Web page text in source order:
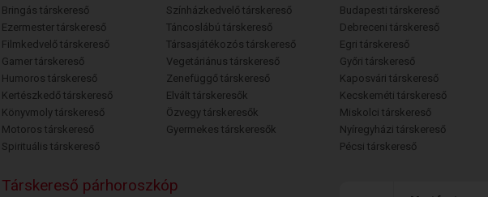
Bringás társkereső
Ezermester társkereső
Filmkedvelő társkereső
Gamer társkereső
Humoros társkereső
Kertészkedő társkereső
Könyvmoly társkereső
Motoros társkereső
Spirituális társkereső
Színházkedvelő társkereső
Táncoslábú társkereső
Társasjátékozós társkereső
Vegetáriánus társkereső
Zenefüggő társkereső
Elvált társkeresők
Özvegy társkeresők
Gyermekes társkeresők
Budapesti társkereső
Debreceni társkereső
Egri társkereső
Győri társkereső
Kaposvári társkereső
Kecskeméti társkereső
Miskolci társkereső
Nyíregyházi társkereső
Pécsi társkereső
Társkereső párhoroszkóp